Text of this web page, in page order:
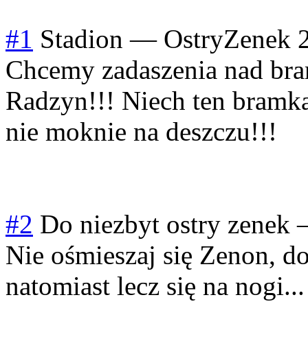
#1 Stadion — OstryZenek
Chcemy zadaszenia nad
Radzyn!!! Niech ten
nie moknie na deszczu!!!
#2 Do niezbyt ostry zenek
Nie ośmieszaj się Zenon,
natomiast lecz się na nogi...